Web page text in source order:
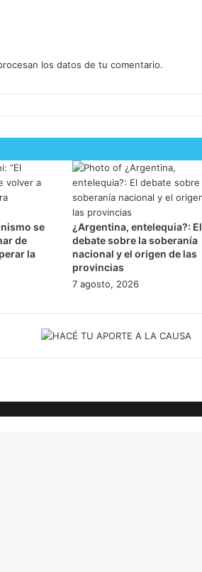
los datos de tu comentario.
se
de
la
¿Argentina, entelequia?: El
debate sobre la soberanía
nacional y el origen de las
provincias
7 agosto, 2026